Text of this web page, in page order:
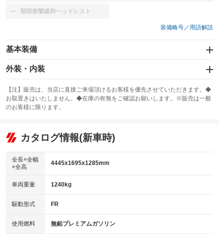
頸部衝撃緩和ヘッドレスト
：装備なし
装備略号／用語解説
基本装備
エアバッグ：助手席
：装備あり
：装備なし
サンルーフ
：装備なし ABS
リフトアップ
：装備なし
：装備なし
パワーウィンドウ
アイドリングストップ
：装備なし
USB入力端子
：装備なし
100V電源
：装備なし
外装・内装
カーナビ
：装備なし
TV
：装備なし
ビジュアル
：装備なし
：装備あり
革シート
キーレス
HID(キセノンライト)
：装備なし
バックカメラ
：装備なし
【注】販売は、当店に直接ご来場頂けるお客様を優先させていただきます。◆
お取置きはいたしません。◆在庫の有無をご確認お願いします。※販売は一般
のお客様に限ります。
カタログ情報(新車時)
全長×全幅
×全高
4445x1695x1285mm
車両重量 1240kg
駆動形式 FR
使用燃料 無鉛プレミアムガソリン